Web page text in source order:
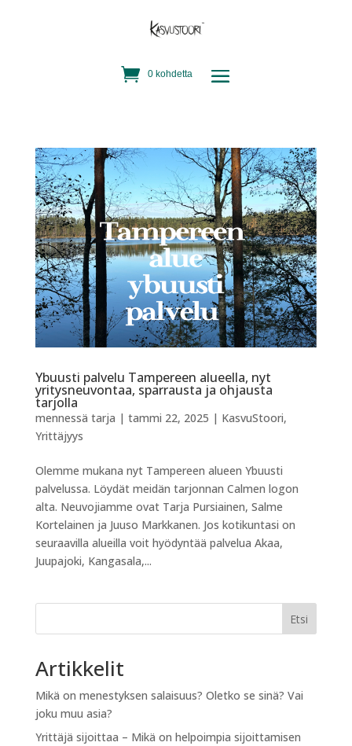
0 kohdetta
Ybuusti palvelu Tampereen alueella, nyt
yritysneuvontaa, sparrausta ja ohjausta
tarjolla
mennessä tarja | tammi 22, 2025 | KasvuStoori,
Yrittäjyys
Olemme mukana nyt Tampereen alueen Ybuusti
palvelussa. Löydät meidän tarjonnan Calmen logon
alta. Neuvojiamme ovat Tarja Pursiainen, Salme
Kortelainen ja Juuso Markkanen. Jos kotikuntasi on
seuraavilla alueilla voit hyödyntää palvelua Akaa,
Juupajoki, Kangasala,...
Etsi
Artikkelit
Mikä on menestyksen salaisuus? Oletko se sinä? Vai
joku muu asia?
Yrittäjä sijoittaa – Mikä on helpoimpia sijoittamisen